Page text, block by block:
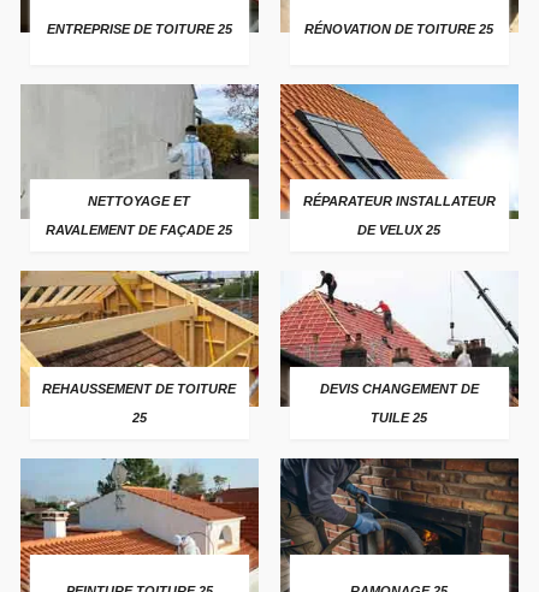
ENTREPRISE DE TOITURE 25 RÉNOVATION DE TOITURE 25
NETTOYAGE ET
RAVALEMENT DE FAÇADE 25
RÉPARATEUR INSTALLATEUR
DE VELUX 25
REHAUSSEMENT DE TOITURE
25
DEVIS CHANGEMENT DE
TUILE 25